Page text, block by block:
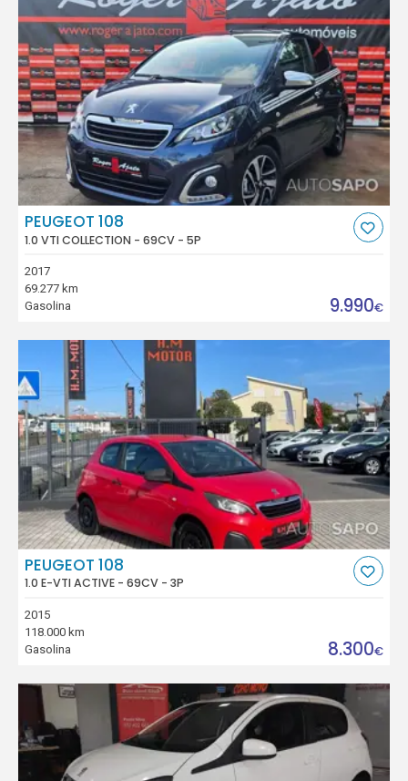
PEUGEOT 108
1.0 VTI COLLECTION - 69CV - 5P
2017
69.277 km
Gasolina
9.990€
PEUGEOT 108
1.0 E-VTI ACTIVE - 69CV - 3P
2015
118.000 km
Gasolina
8.300€